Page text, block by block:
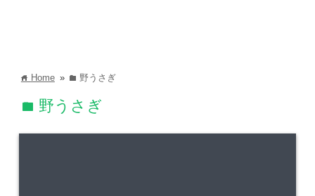
home Home » folder 野うさぎ
folder 野うさぎ